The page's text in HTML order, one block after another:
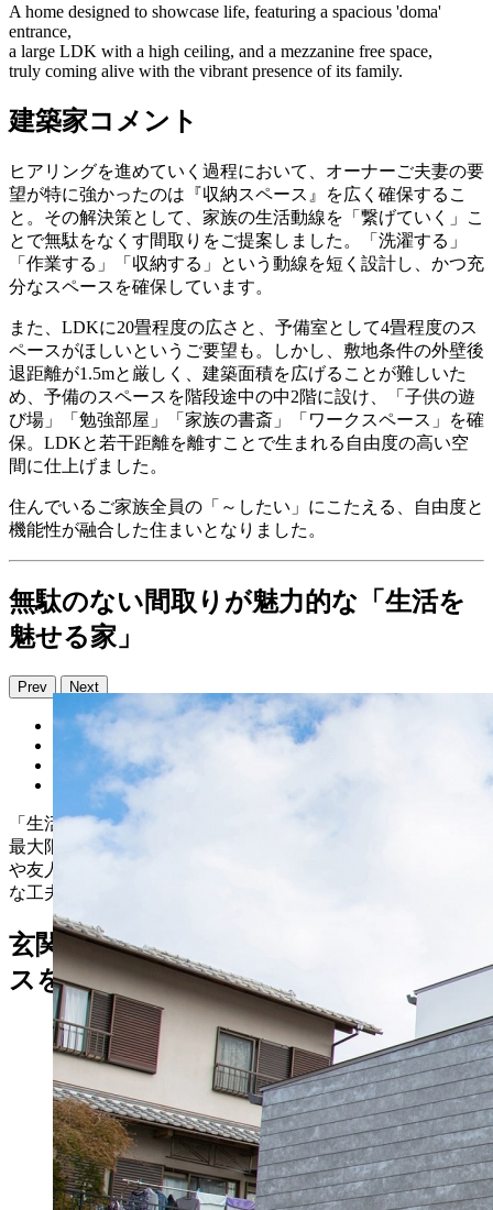
A home designed to showcase life, featuring a spacious 'doma'
entrance,
a large LDK with a high ceiling, and a mezzanine free space,
truly coming alive with the vibrant presence of its family.
建築家コメント
ヒアリングを進めていく過程において、オーナーご夫妻の要
望が特に強かったのは『収納スペース』を広く確保するこ
と。その解決策として、家族の生活動線を「繋げていく」こ
とで無駄をなくす間取りをご提案しました。「洗濯する」
「作業する」「収納する」という動線を短く設計し、かつ充
分なスペースを確保しています。
また、LDKに20畳程度の広さと、予備室として4畳程度のス
ペースがほしいというご要望も。しかし、敷地条件の外壁後
退距離が1.5mと厳しく、建築面積を広げることが難しいた
め、予備のスペースを階段途中の中2階に設け、「子供の遊
び場」「勉強部屋」「家族の書斎」「ワークスペース」を確
保。LDKと若干距離を離すことで生まれる自由度の高い空
間に仕上げました。
住んでいるご家族全員の「～したい」にこたえる、自由度と
機能性が融合した住まいとなりました。
無駄のない間取りが魅力的な「生活を
魅せる家」
Prev Next
「生活を魅せる家」は、中二階や階段下などのニッチ空間を
最大限に活用した無駄のない間取りが魅力の住宅です。家族
や友人が集う広々としたLDKを中心とした１階には、どん
な工夫が詰まっているのでしょうか。
玄関直結で廊下をなくして生活スペー
スを最大限確保